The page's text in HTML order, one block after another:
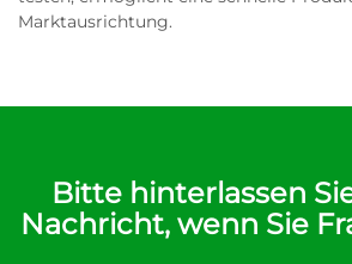
Marktausrichtung.
Bitte hinterlassen
Nachricht, wenn Sie